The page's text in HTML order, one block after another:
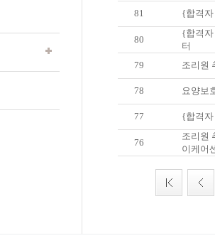
81 {합격자
80
{합격자
터
79
조리원
78 요양보
77 {합격자
76
조리원
이케어